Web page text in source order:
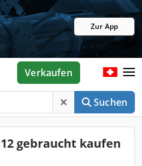
Zur App
Suchen
Verkaufen
gebraucht kaufen